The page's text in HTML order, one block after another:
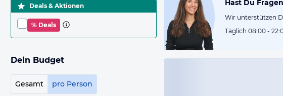
Deals & Aktionen
% Deals
Dein Budget
Gesamt pro Person
Hast Du
Wir unterstützen
Täglich 08:00 -